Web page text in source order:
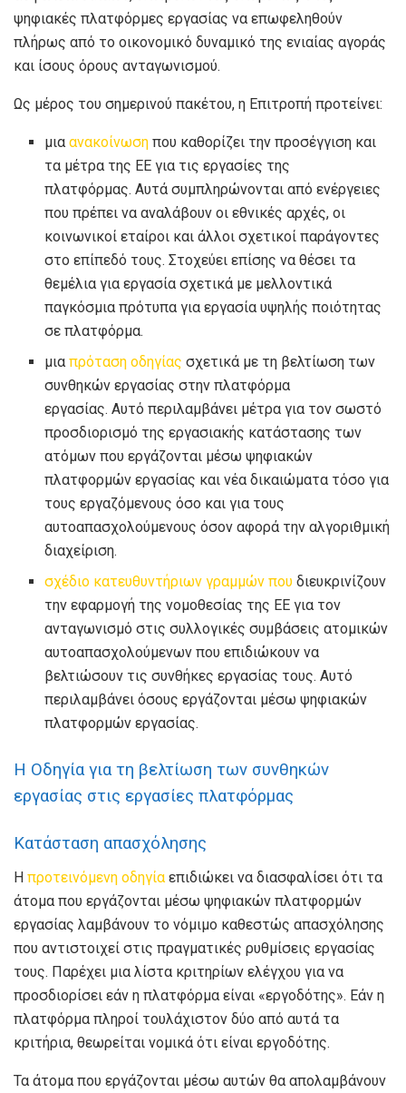
ψηφιακές πλατφόρμες εργασίας να επωφεληθούν
πλήρως από το οικονομικό δυναμικό της ενιαίας αγοράς
και ίσους όρους ανταγωνισμού.
Ως μέρος του σημερινού πακέτου, η Επιτροπή προτείνει:
μιαανακοίνωση που καθορίζει την προσέγγιση και
τα μέτρα της ΕΕ για τις εργασίες της
πλατφόρμας. Αυτά συμπληρώνονται από ενέργειες
που πρέπει να αναλάβουν οι εθνικές αρχές, οι
κοινωνικοί εταίροι και άλλοι σχετικοί παράγοντες
στο επίπεδό τους. Στοχεύει επίσης να θέσει τα
θεμέλια για εργασία σχετικά με μελλοντικά
παγκόσμια πρότυπα για εργασία υψηλής ποιότητας
σε πλατφόρμα.
μιαπρόταση οδηγίας σχετικά με τη βελτίωση των
συνθηκών εργασίας στην πλατφόρμα
εργασίας. Αυτό περιλαμβάνει μέτρα για τον σωστό
προσδιορισμό της εργασιακής κατάστασης των
ατόμων που εργάζονται μέσω ψηφιακών
πλατφορμών εργασίας και νέα δικαιώματα τόσο για
τους εργαζόμενους όσο και για τους
αυτοαπασχολούμενους όσον αφορά την αλγοριθμική
διαχείριση.
σχέδιο κατευθυντήριων γραμμών που διευκρινίζουν
την εφαρμογή της νομοθεσίας της ΕΕ για τον
ανταγωνισμό στις συλλογικές συμβάσεις ατομικών
αυτοαπασχολούμενων που επιδιώκουν να
βελτιώσουν τις συνθήκες εργασίας τους. Αυτό
περιλαμβάνει όσους εργάζονται μέσω ψηφιακών
πλατφορμών εργασίας.
H Οδηγία για τη βελτίωση των συνθηκών
εργασίας στις εργασίες πλατφόρμας
Κατάσταση απασχόλησης
Η προτεινόμενη οδηγία επιδιώκει να διασφαλίσει ότι τα
άτομα που εργάζονται μέσω ψηφιακών πλατφορμών
εργασίας λαμβάνουν το νόμιμο καθεστώς απασχόλησης
που αντιστοιχεί στις πραγματικές ρυθμίσεις εργασίας
τους. Παρέχει μια λίστα κριτηρίων ελέγχου για να
προσδιορίσει εάν η πλατφόρμα είναι «εργοδότης». Εάν η
πλατφόρμα πληροί τουλάχιστον δύο από αυτά τα
κριτήρια, θεωρείται νομικά ότι είναι εργοδότης.
Τα άτομα που εργάζονται μέσω αυτών θα απολαμβάνουν